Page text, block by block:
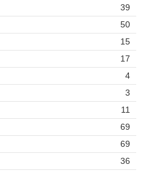
39
50
15
17
4
3
11
69
69
36